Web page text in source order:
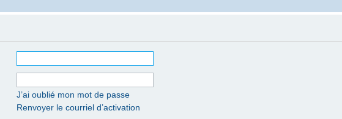
J’ai oublié mon mot de passe
Renvoyer le courriel d’activation